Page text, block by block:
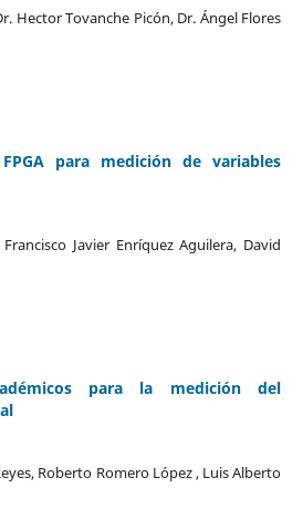
Hector Tovanche Picón, Dr. Ángel Flores
para medición de variables
Javier Enríquez Aguilera, David
para la medición del
Roberto Romero López , Luis Alberto